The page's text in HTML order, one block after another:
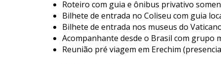
Roteiro com guia e ônibus privativo
Bilhete de entrada no Coliseu com guia
Bilhete de entrada nos museus do
Acompanhante desde o Brasil com grupo
Reunião pré viagem em Erechim